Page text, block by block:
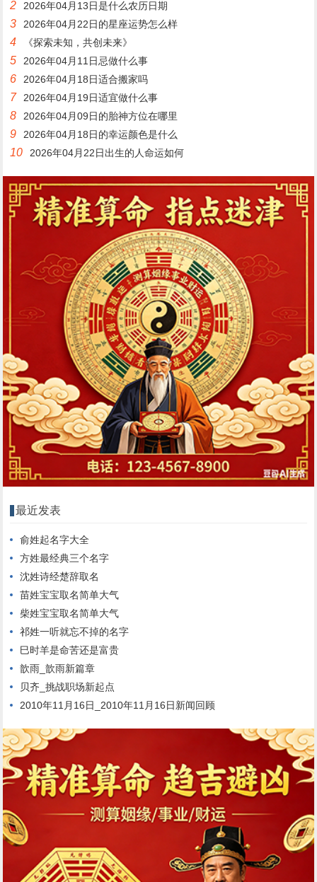
2 2026年04月13日是什么农历日期
3 2026年04月22日的星座运势怎么样
4 《探索未知，共创未来》
5 2026年04月11日忌做什么事
6 2026年04月18日适合搬家吗
7 2026年04月19日适宜做什么事
8 2026年04月09日的胎神方位在哪里
9 2026年04月18日的幸运颜色是什么
10 2026年04月22日出生的人命运如何
最近发表
俞姓起名字大全
方姓最经典三个名字
沈姓诗经楚辞取名
苗姓宝宝取名简单大气
柴姓宝宝取名简单大气
祁姓一听就忘不掉的名字
巳时羊是命苦还是富贵
歆雨_歆雨新篇章
贝齐_挑战职场新起点
2010年11月16日_2010年11月16日新闻回顾